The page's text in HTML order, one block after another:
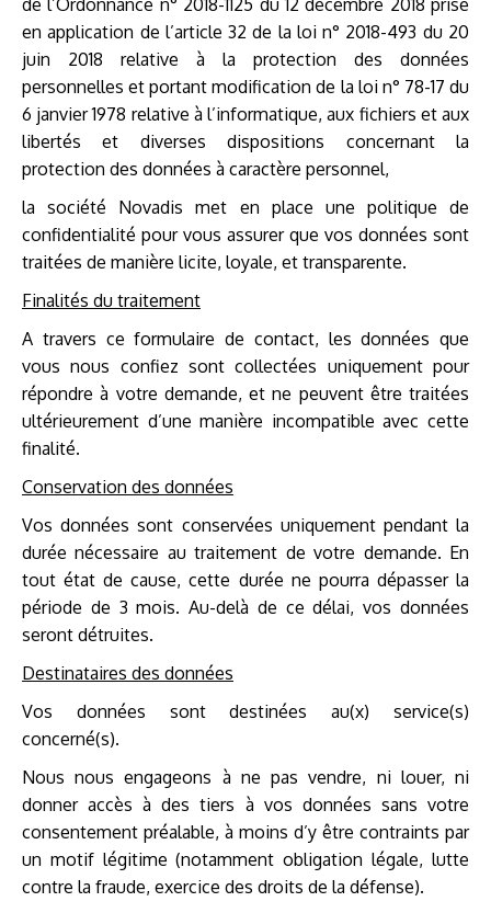
de l’Ordonnance n° 2018-1125 du 12 décembre 2018 prise
en application de l’article 32 de la loi n° 2018-493 du 20
juin 2018 relative à la protection des données
personnelles et portant modification de la loi n° 78-17 du
6 janvier 1978 relative à l’informatique, aux fichiers et aux
libertés et diverses dispositions concernant la
protection des données à caractère personnel,
la société Novadis met en place une politique de
confidentialité pour vous assurer que vos données sont
traitées de manière licite, loyale, et transparente.
Finalités du traitement
A travers ce formulaire de contact, les données que
vous nous confiez sont collectées uniquement pour
répondre à votre demande, et ne peuvent être traitées
ultérieurement d’une manière incompatible avec cette
finalité.
Conservation des données
Vos données sont conservées uniquement pendant la
durée nécessaire au traitement de votre demande. En
tout état de cause, cette durée ne pourra dépasser la
période de 3 mois. Au-delà de ce délai, vos données
seront détruites.
Destinataires des données
Vos données sont destinées au(x) service(s)
concerné(s).
Nous nous engageons à ne pas vendre, ni louer, ni
donner accès à des tiers à vos données sans votre
consentement préalable, à moins d’y être contraints par
un motif légitime (notamment obligation légale, lutte
contre la fraude, exercice des droits de la défense).